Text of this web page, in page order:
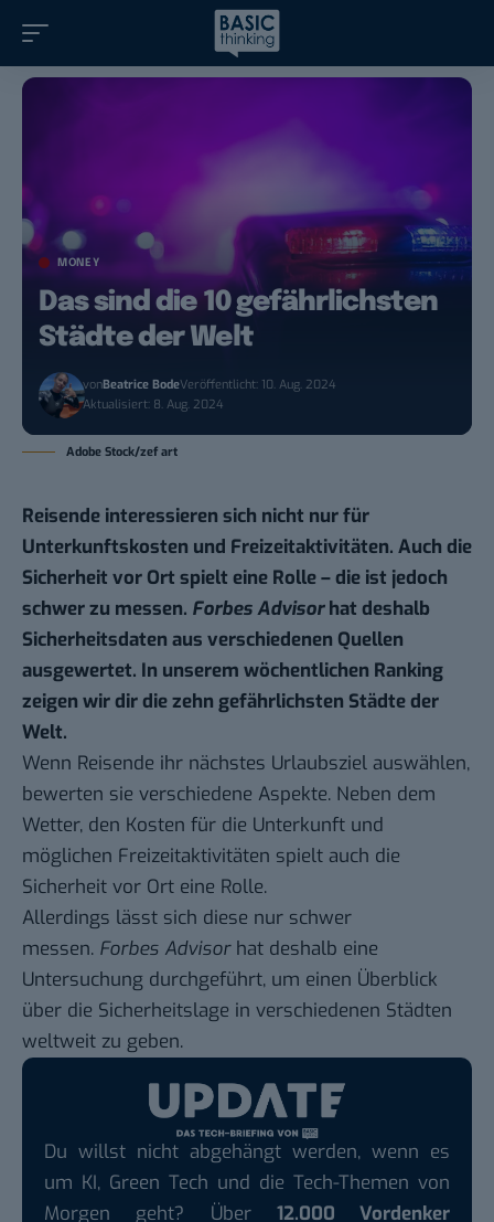
MONEY
Das sind die 10 gefährlichsten
Städte der Welt
vonBeatrice BodeVeröffentlicht: 10. Aug. 2024
Aktualisiert: 8. Aug. 2024
Adobe Stock/zef art
Reisende interessieren sich nicht nur für
Unterkunftskosten und Freizeitaktivitäten. Auch die
Sicherheit vor Ort spielt eine Rolle – die ist jedoch
schwer zu messen. Forbes Advisorhat deshalb
Sicherheitsdaten aus verschiedenen Quellen
ausgewertet. In unserem wöchentlichen Ranking
zeigen wir dir die zehn gefährlichsten Städte der
Welt.
Wenn Reisende ihr nächstes Urlaubsziel auswählen,
bewerten sie verschiedene Aspekte. Neben dem
Wetter, den Kosten für die Unterkunft und
möglichen Freizeitaktivitäten spielt auch die
Sicherheit vor Ort eine Rolle.
Allerdings lässt sich diese nur schwer
messen. Forbes Advisorhat deshalb eine
Untersuchung durchgeführt, um einen Überblick
über die Sicherheitslage in verschiedenen Städten
weltweit zu geben.
Du willst nicht abgehängt werden, wenn es
um KI, Green Tech und die Tech-Themen von
Morgen geht? Über 12.000 Vordenker